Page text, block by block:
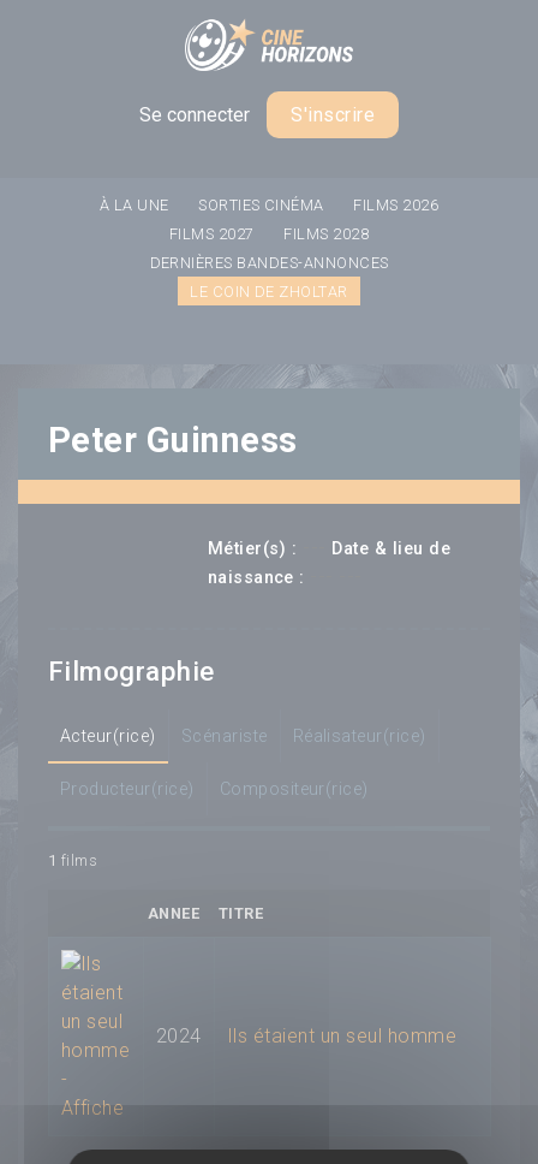
Se connecter S'inscrire
À LA UNE SORTIES CINÉMA
FILMS 2026
FILMS 2027
FILMS 2028
DERNIÈRES BANDES-ANNONCES
LE COIN DE ZHOLTAR
Peter Guinness
Métier(s) :
Date & lieu de
naissance :
Filmographie
Acteur(rice) Scénariste Réalisateur(rice)
Producteur(rice) Compositeur(rice)
1 films
ANNEE TITRE
2024 Ils étaient un seul homme
Panneau de gestion des cookies